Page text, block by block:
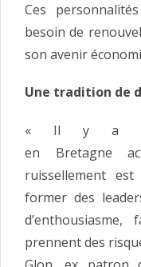
Ces
besoin de
son avenir
Une tradition de
« Il y a
en Bretagne
ruissellement
former des
prennent des